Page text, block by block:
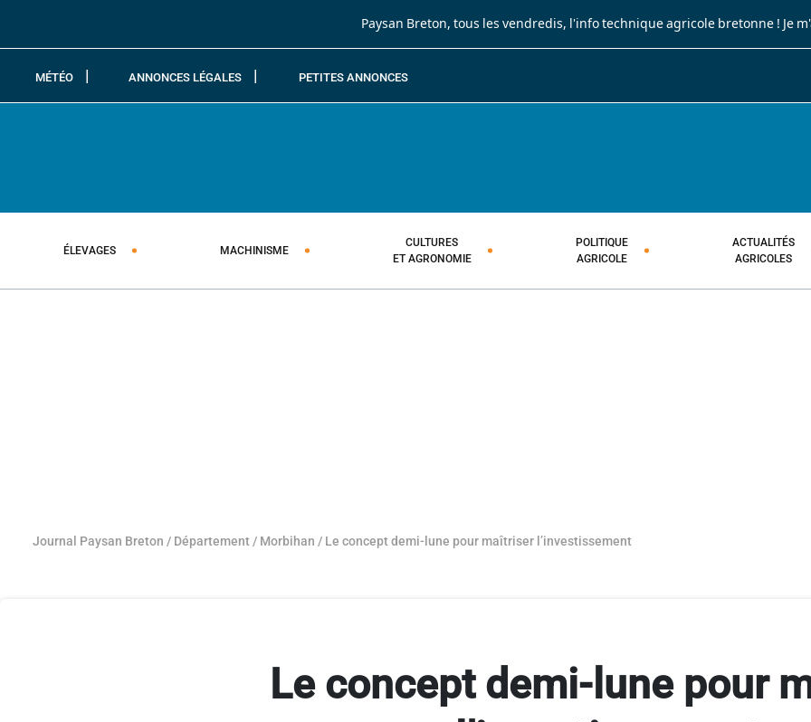
Paysan Breton, tous les vendredis, l'info technique agricole bretonne ! Je
MÉTÉO ANNONCES LÉGALES PETITES ANNONCES
ÉLEVAGES MACHINISME
CULTURES
ET AGRONOMIE
POLITIQUE
AGRICOLE
ACTUALITÉS
AGRICOLES
Journal Paysan Breton / Département/ Morbihan / Le concept demi-lune pour maîtriser l’investissement
Le concept demi-lune pour